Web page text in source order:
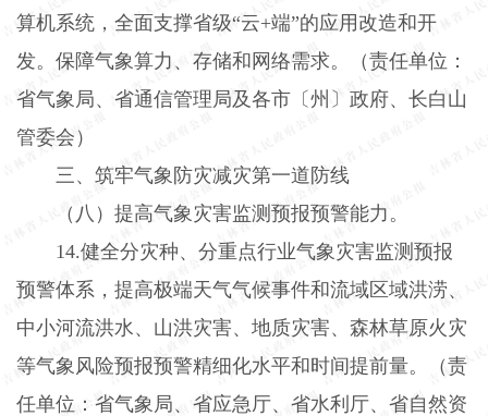
算机系统，全面支撑省级“云+端”的应用改造和开
发。保障气象算力、存储和网络需求。（责任单位：
省气象局、省通信管理局及各市〔州〕政府、长白山
管委会）
三、筑牢气象防灾减灾第一道防线
（八）提高气象灾害监测预报预警能力。
14.健全分灾种、分重点行业气象灾害监测预报
预警体系，提高极端天气气候事件和流域区域洪涝、
中小河流洪水、山洪灾害、地质灾害、森林草原火灾
等气象风险预报预警精细化水平和时间提前量。（责
任单位：省气象局、省应急厅、省水利厅、省自然资